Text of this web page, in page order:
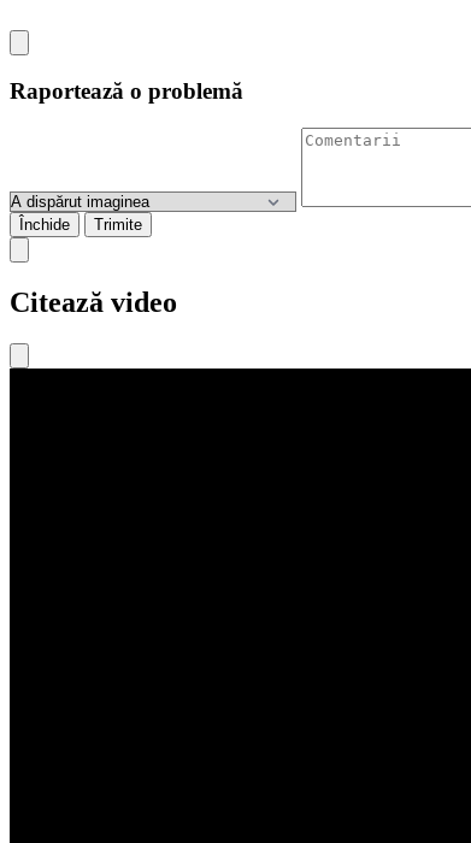
Raportează o problemă
Închide Trimite
Citează video